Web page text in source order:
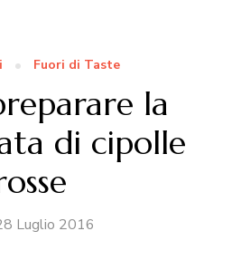
Fuori di Taste
la
di cipolle
Luglio 2016